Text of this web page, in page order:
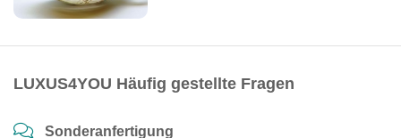
LUXUS4YOU Häufig gestellte Fragen
Sonderanfertigung